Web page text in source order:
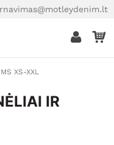
XS-XXL
IR